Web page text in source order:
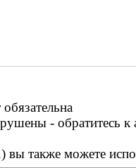
- обратитесь
вы также можете